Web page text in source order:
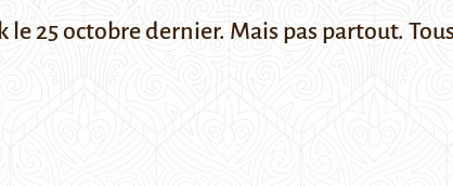
le 25 octobre dernier. Mais pas partout.